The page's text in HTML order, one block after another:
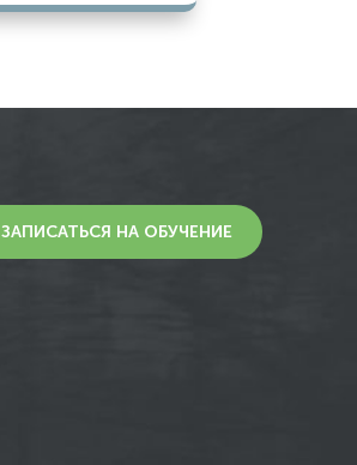
ЗАПИСАТЬСЯ НА ОБУЧЕНИЕ